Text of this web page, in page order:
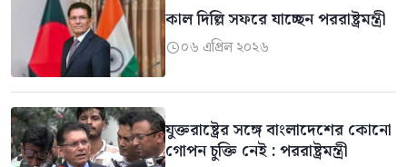
কাল দিল্লি সফরে যাচ্ছেন পররাষ্ট্রমন্ত্রী
০৬ এপ্রিল ২০২৬
যুক্তরাষ্ট্রের সঙ্গে বাংলাদেশের কোনো
গোপন চুক্তি নেই : পররাষ্ট্রমন্ত্রী